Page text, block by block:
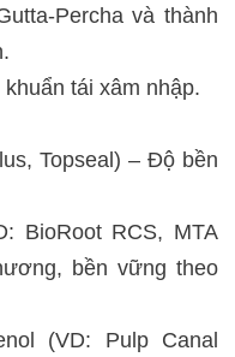
Percha và thành
tái xâm nhập.
Topseal) – Độ bền
BioRoot RCS, MTA
bền vững theo
(VD: Pulp Canal